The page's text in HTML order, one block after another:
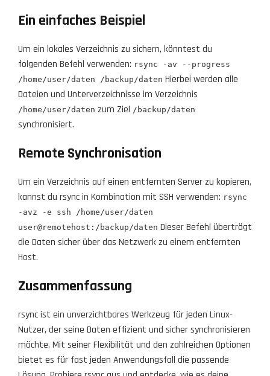
Ein einfaches Beispiel
Um ein lokales Verzeichnis zu sichern, könntest du
folgenden Befehl verwenden: rsync -av --progress
/home/user/daten /backup/daten Hierbei werden alle
Dateien und Unterverzeichnisse im Verzeichnis
/home/user/daten zum Ziel /backup/daten
synchronisiert.
Remote Synchronisation
Um ein Verzeichnis auf einen entfernten Server zu kopieren,
kannst du rsync in Kombination mit SSH verwenden: rsync
-avz -e ssh /home/user/daten
user@remotehost:/backup/daten Dieser Befehl überträgt
die Daten sicher über das Netzwerk zu einem entfernten
Host.
Zusammenfassung
rsync ist ein unverzichtbares Werkzeug für jeden Linux-
Nutzer, der seine Daten effizient und sicher synchronisieren
möchte. Mit seiner Flexibilität und den zahlreichen Optionen
bietet es für fast jeden Anwendungsfall die passende